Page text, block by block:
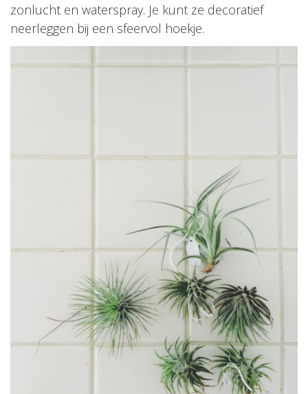
zonlucht en waterspray. Je kunt ze decoratief
neerleggen bij een sfeervol hoekje.